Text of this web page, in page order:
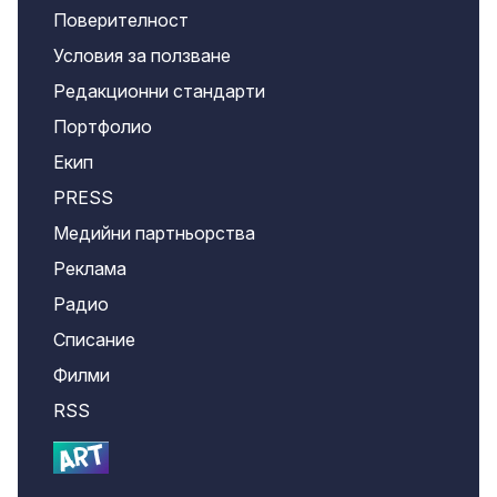
Поверителност
Условия за ползване
Редакционни стандарти
Портфолио
Екип
PRESS
Медийни партньорства
Реклама
Радио
Списание
Филми
RSS